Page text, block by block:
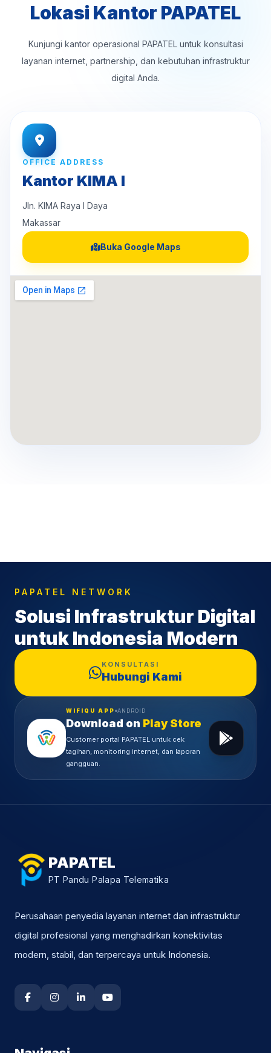
Lokasi Kantor PAPATEL
Kunjungi kantor operasional PAPATEL untuk konsultasi
layanan internet, partnership, dan kebutuhan infrastruktur
digital Anda.
OFFICE ADDRESS
Kantor KIMA I
Jln. KIMA Raya I Daya
Makassar
Buka Google Maps
PAPATEL NETWORK
Solusi Infrastruktur Digital
untuk Indonesia Modern
KONSULTASI
Hubungi Kami
WIFIQU APP ANDROID
Download on Play Store
Customer portal PAPATEL untuk cek
tagihan, monitoring internet, dan laporan
gangguan.
PAPATEL
PT Pandu Palapa Telematika
Perusahaan penyedia layanan internet dan infrastruktur
digital profesional yang menghadirkan konektivitas
modern, stabil, dan terpercaya untuk Indonesia.